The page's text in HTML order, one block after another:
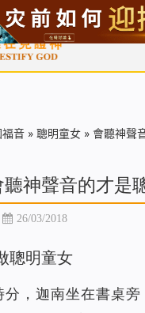
糧 天國福音 基督徒
福音 » 聰明童女 » 會聽神聲
聽神聲音的才是
26/03/2018
聰明童女
分，迦南坐在書桌旁